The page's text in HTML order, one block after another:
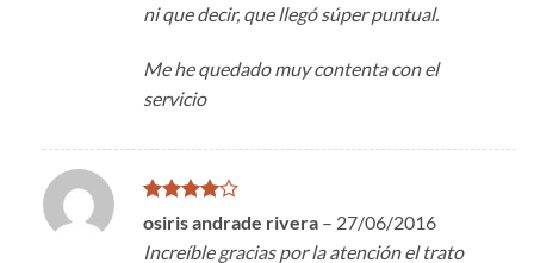
ni que decir, que llegó súper puntual.
Me he quedado muy contenta con el
servicio
Valorado
en4de
5
osiris andrade rivera – 27/06/2016
Increíble gracias por la atención el trato